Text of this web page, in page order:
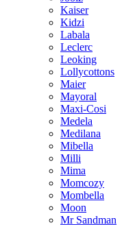
Kaiser
Kidzi
Labala
Leclerc
Leoking
Lollycottons
Maier
Mayoral
Maxi-Cosi
Medela
Medilana
Mibella
Milli
Mima
Momcozy
Mombella
Moon
Mr Sandman